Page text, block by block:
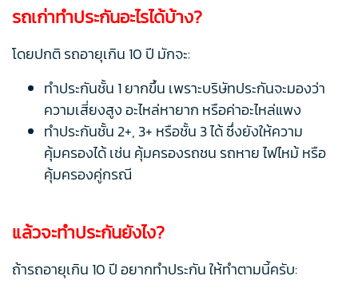
รถเก่าทำประกันอะไรได้บ้าง?
โดยปกติ รถอายุเกิน 10 ปี มักจะ:
ทำประกันชั้น 1 ยากขึ้น เพราะบริษัทประกันจะมองว่า
ความเสี่ยงสูง อะไหล่หายาก หรือค่าอะไหล่แพง
ทำประกันชั้น 2+, 3+ หรือชั้น 3 ได้ ซึ่งยังให้ความ
คุ้มครองได้ เช่น คุ้มครองรถชน รถหาย ไฟไหม้ หรือ
คุ้มครองคู่กรณี
แล้วจะทำประกันยังไง?
ถ้ารถอายุเกิน 10 ปี อยากทำประกัน ให้ทำตามนี้ครับ: